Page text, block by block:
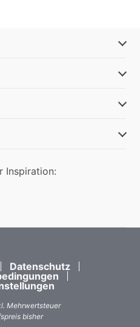
Inspiration:
Datenschutz
Mehrwertsteuer
bisher